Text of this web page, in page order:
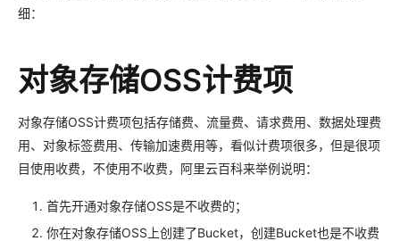
细：
对象存储OSS计费项
对象存储OSS计费项包括存储费、流量费、请求费用、数据处理费
用、对象标签费用、传输加速费用等，看似计费项很多，但是很项
目使用收费，不使用不收费，阿里云百科来举例说明：
首先开通对象存储OSS是不收费的；
你在对象存储OSS上创建了Bucket，创建Bucket也是不收费